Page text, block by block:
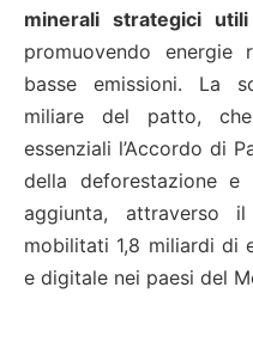
minerali strategici
promuovendo energie
basse emissioni. La
miliare del patto,
essenziali l’Accordo di
della deforestazione
aggiunta, attraverso il
mobilitati 1,8 miliardi di
e digitale nei paesi del